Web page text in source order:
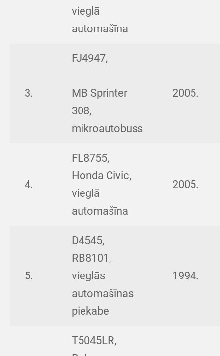
vieglā
automašīna
3.
FJ4947,
MB Sprinter
308,
mikroautobuss
2005.
4.
FL8755,
Honda Civic,
vieglā
automašīna
2005.
5.
D4545,
RB8101,
vieglās
automašīnas
piekabe
1994.
T5045LR,